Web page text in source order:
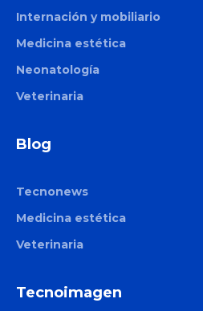
Internación y mobiliario
Medicina estética
Neonatología
Veterinaria
Blog
Tecnonews
Medicina estética
Veterinaria
Tecnoimagen